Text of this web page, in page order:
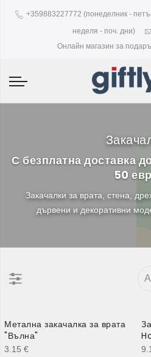
+359883227772 (понеделник -
неделя - поч. дни)
Онлайн магазин за
С безплатна доставка
50
Закачалки за врата, стена,
дървени и декоративни
Метална закачалка за врата
"Вълна"
3.15 €